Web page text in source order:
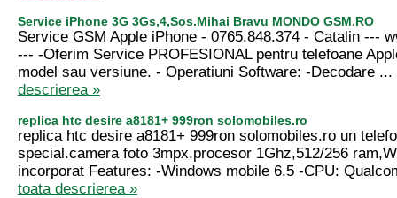
Service iPhone 3G 3Gs,4,Sos.Mihai Bravu MONDO GSM.RO
Service GSM Apple iPhone - 0765.848.374 - Catalin ---
--- -Oferim Service PROFESIONAL pentru telefoane
model sau versiune. - Operatiuni Software: -Decodare ...
descrierea »
replica htc desire a8181+ 999ron solomobiles.ro
replica htc desire a8181+ 999ron solomobiles.ro un
special.camera foto 3mpx,procesor 1Ghz,512/256
incorporat Features: -Windows mobile 6.5 -CPU:
toata descrierea »